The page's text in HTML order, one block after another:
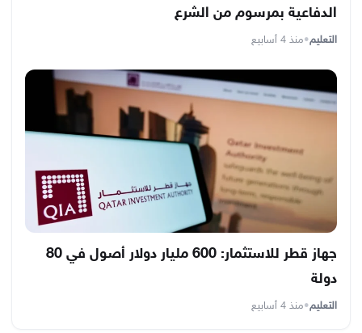
الدفاعية بمرسوم من الشرع
التعليم•منذ 4 أسابيع
جهاز قطر للاستثمار: 600 مليار دولار أصول في 80
دولة
التعليم•منذ 4 أسابيع